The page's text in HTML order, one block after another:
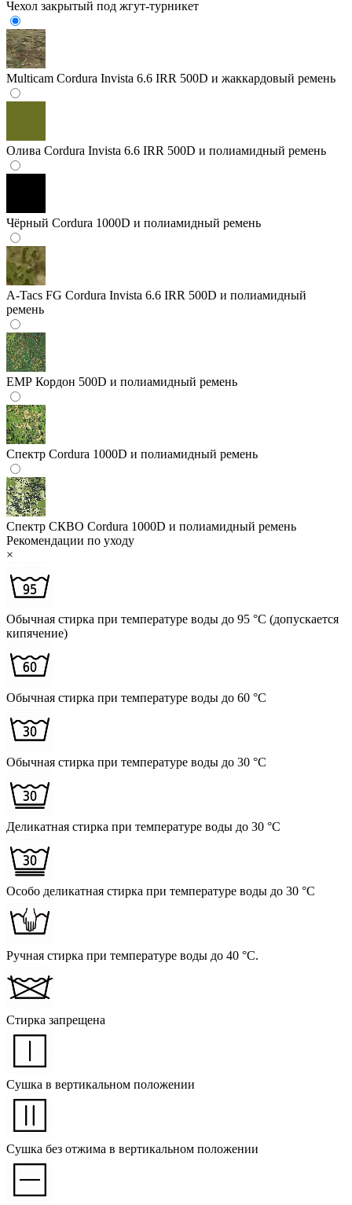
Чехол закрытый под жгут-турникет
Multicam Cordura Invista 6.6 IRR 500D и жаккардовый ремень
Олива Cordura Invista 6.6 IRR 500D и полиамидный ремень
Чёрный Cordura 1000D и полиамидный ремень
A-Tacs FG Cordura Invista 6.6 IRR 500D и полиамидный
ремень
ЕМР Кордон 500D и полиамидный ремень
Спектр Cordura 1000D и полиамидный ремень
Спектр СКВО Cordura 1000D и полиамидный ремень
Рекомендации по уходу
×
Обычная стирка при температуре воды до 95 °C (допускается
кипячение)
Обычная стирка при температуре воды до 60 °C
Обычная стирка при температуре воды до 30 °C
Деликатная стирка при температуре воды до 30 °C
Особо деликатная стирка при температуре воды до 30 °C
Ручная стирка при температуре воды до 40 °C.
Стирка запрещена
Сушка в вертикальном положении
Сушка без отжима в вертикальном положении